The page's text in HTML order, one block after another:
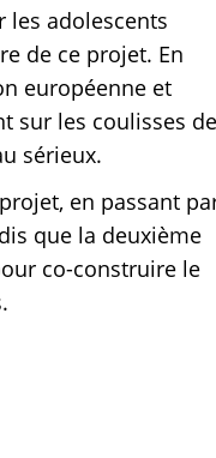
les adolescents
de ce projet. En
européenne et
sur les coulisses de
sérieux.
en passant
que la deuxième
co-construire le